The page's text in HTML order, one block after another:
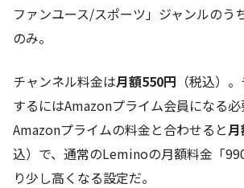
ファンユース/スポーツ」ジャンルのう
のみ。
チャンネル料金は月額550円 （税込）
するにはAmazonプライム会員になる必
Amazonプライムの料金と合わせると
込）で、通常のLeminoの月額料金「
り少し高くなる設定だ。